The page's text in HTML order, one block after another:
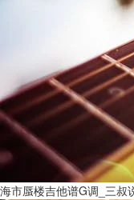
海市蜃楼吉他谱G调_三叔